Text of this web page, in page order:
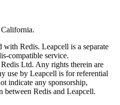
Redis. Leapcell is a separate
compatible service.
Ltd. Any rights therein are
use by Leapcell is for referential
indicate any sponsorship,
between Redis and Leapcell.